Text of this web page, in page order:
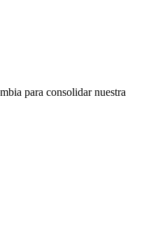
para consolidar nuestra